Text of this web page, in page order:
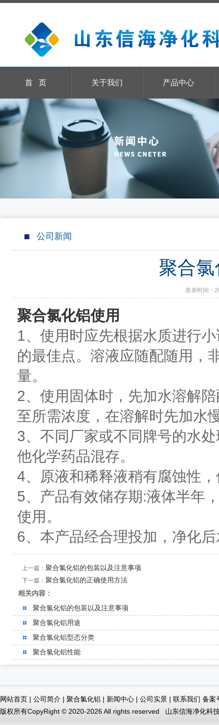
首 页 关于我们 产品中心
公司新闻
聚合
发表时间：
聚合氯化铝使用
1、使用时应先根据水质进行
的最佳点。溶液应随配随用，
量。
2、使用固体时，先加水溶解
至所需浓度，在溶解时先加水
3、不同厂家或不同牌号的水
他化学药品混存。
4、原液和稀释液稍有腐蚀性
5、产品有效储存期:液体半年
使用。
6、本产品经合理投加，净化
上一篇： 聚合氯化铝的包装以及注意事项
下一篇： 聚合氯化铝的正确使用方法
相关内容：
聚合氯化铝的包装以及注意事项
聚合氯化铝用途
聚合氯化铝型态分类
聚合氯化铝性能
网站首页 | 公司简介 | 聚合氯化铝 | 新闻中心 | 公司实景 | 联系我们 备案
版权所有CopyRight © 2020-2026 All rights reserved 山东信海净化